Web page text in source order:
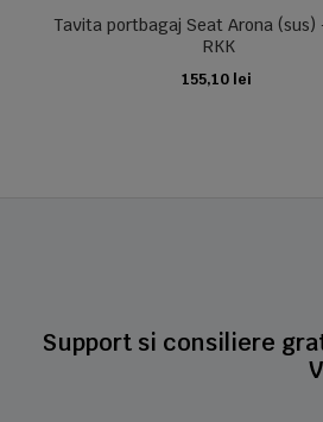
Tavita portbagaj Seat Arona (sus)
RKK
155,10 lei
ADAUGA IN COS
Support si consiliere